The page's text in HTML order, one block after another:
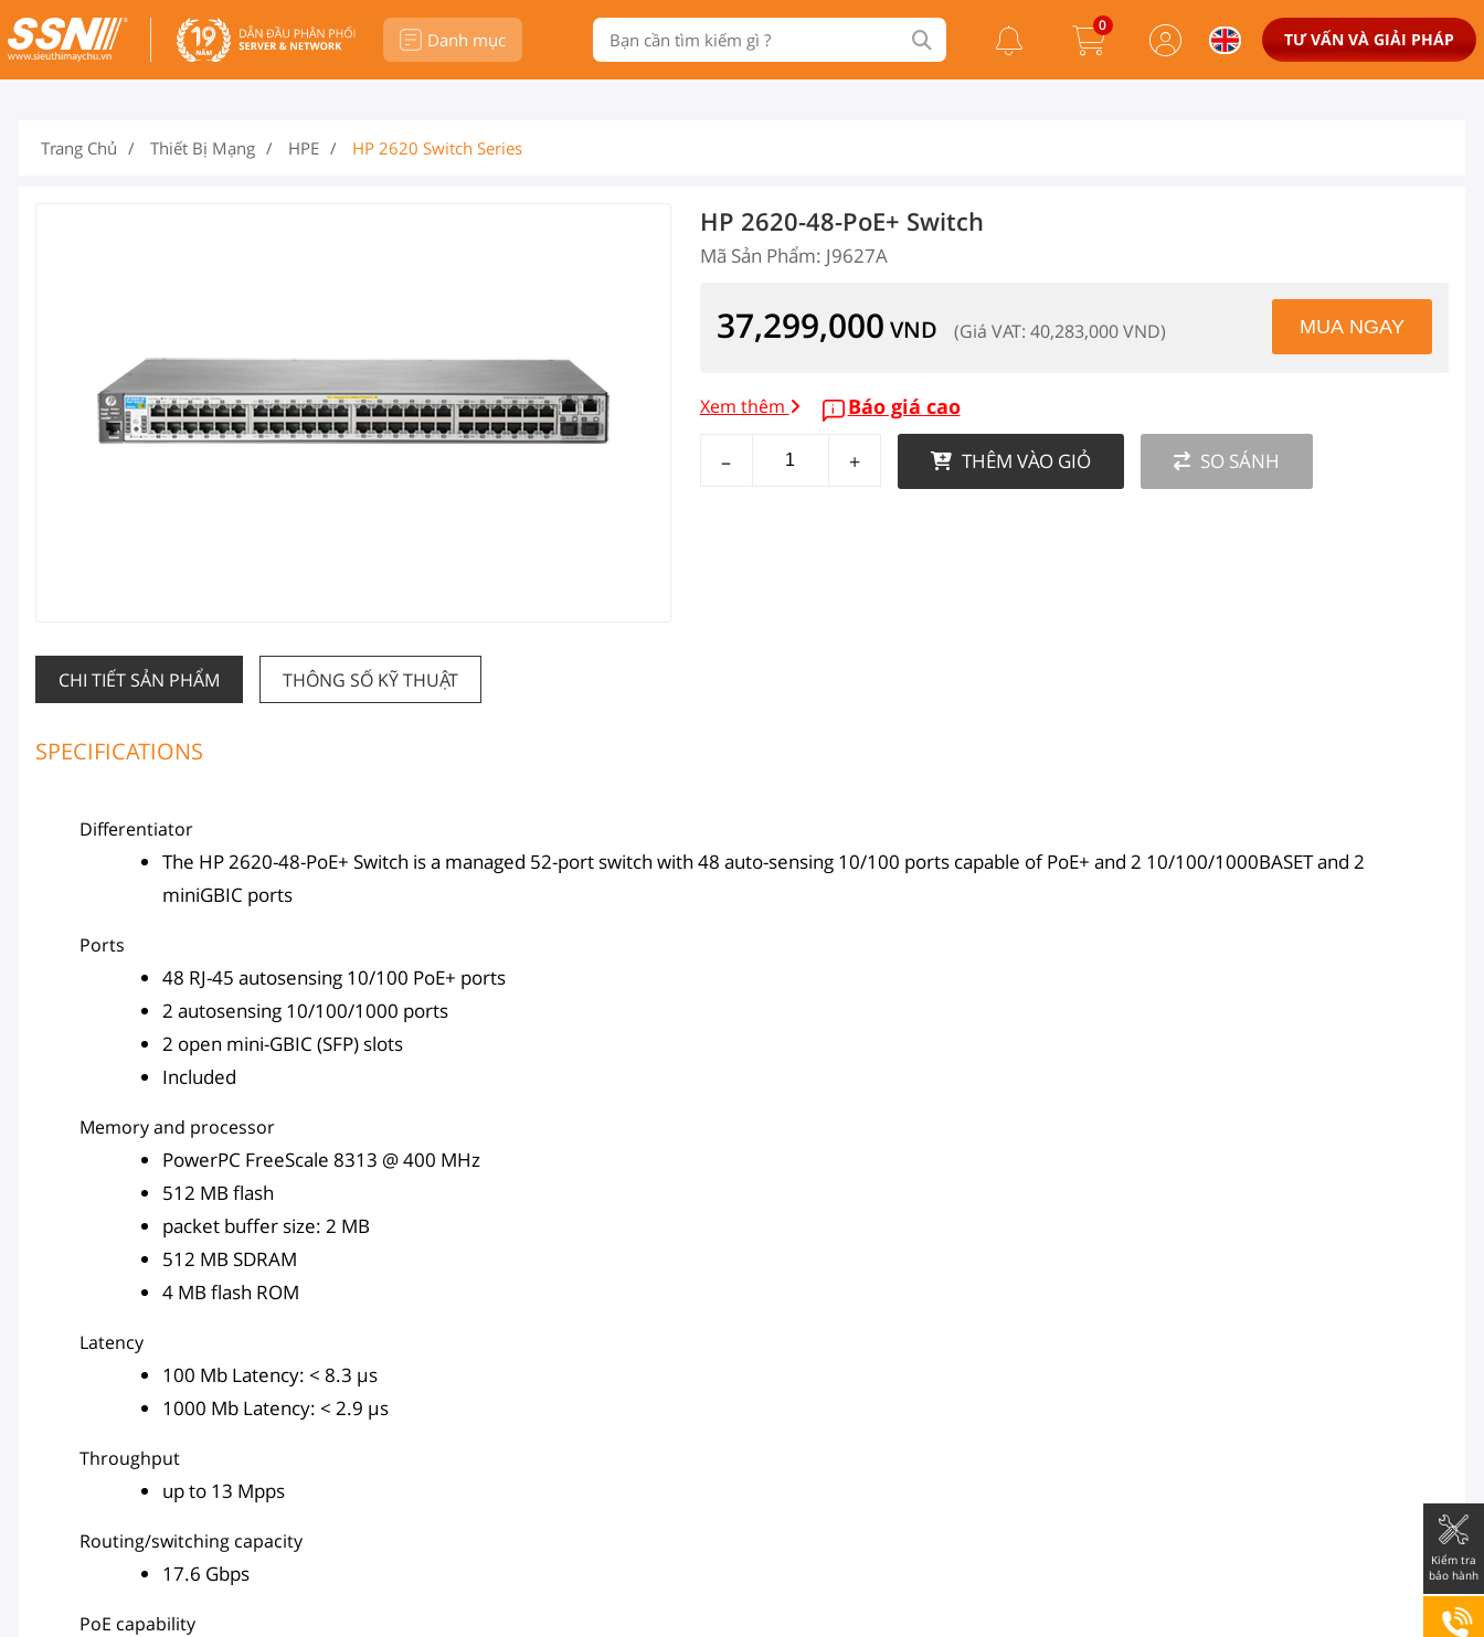
Danh mục
0
TƯ VẤN VÀ GIẢI PHÁP
Trang Chủ Thiết Bị Mạng HPE HP 2620 Switch Series
HP 2620-48-PoE+ Switch
Mã Sản Phẩm: J9627A
37,299,000 VND (Giá VAT: 40,283,000 VND)
Xem thêm Báo giá cao
– + THÊM VÀO GIỎ SO SÁNH
CHI TIẾT SẢN PHẨM THÔNG SỐ KỸ THUẬT
SPECIFICATIONS
Differentiator
The HP 2620-48-PoE+ Switch is a managed 52-port switch with 48 auto-sensing 10/100 ports capable of PoE+ and 2 10/100/1000BASET and 2
miniGBIC ports
Ports
48 RJ-45 autosensing 10/100 PoE+ ports
2 autosensing 10/100/1000 ports
2 open mini-GBIC (SFP) slots
Included
Memory and processor
PowerPC FreeScale 8313 @ 400 MHz
512 MB flash
packet buffer size: 2 MB
512 MB SDRAM
4 MB flash ROM
Latency
100 Mb Latency: < 8.3 µs
1000 Mb Latency: < 2.9 µs
Throughput
up to 13 Mpps
Routing/switching capacity
17.6 Gbps
PoE capability
Kiểm tra
bảo hành